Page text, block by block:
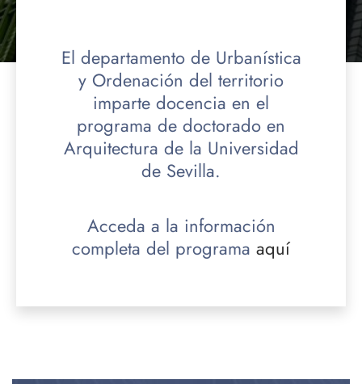
El departamento de Urbanística
y Ordenación del territorio
imparte docencia en el
programa de doctorado en
Arquitectura de la Universidad
de Sevilla.
Acceda a la información
completa del programa aquí